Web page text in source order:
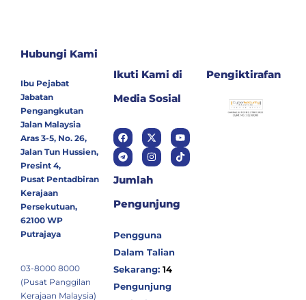
Hubungi Kami
Ibu Pejabat
Jabatan
Pengangkutan
Jalan Malaysia
Aras 3-5, No. 26,
Jalan Tun Hussien,
Presint 4,
Pusat Pentadbiran
Kerajaan
Persekutuan,
62100 WP
Putrajaya
03-8000 8000
(Pusat Panggilan
Kerajaan Malaysia)
Ikuti Kami di
Media Sosial
Jumlah
Pengunjung
Pengguna
Dalam Talian
Sekarang: 14
Pengunjung
Pengiktirafan